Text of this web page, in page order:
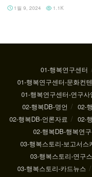
1월 9, 2024 1.1K
01-행복연구센터
01-행복연구센터-문화컨
01-행복연구센터-연구사
02-행복DB-명언
02-
02-행복DB-언론자료
02-
02-행복DB-행복연
03-행복스토리-보고서스
03-행복스토리-연구
03-행복스토리-카드뉴스